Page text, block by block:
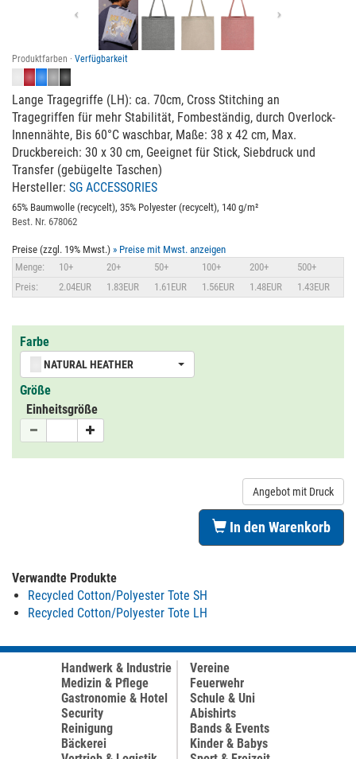
Produktfarben · Verfügbarkeit
Lange Tragegriffe (LH): ca. 70cm, Cross Stitching an
Tragegriffen für mehr Stabilität, Fombeständig, durch Overlock-
Innennähte, Bis 60°C waschbar, Maße: 38 x 42 cm, Max.
Druckbereich: 30 x 30 cm, Geeignet für Stick, Siebdruck und
Transfer (gebügelte Taschen)
Hersteller: SG ACCESSORIES
65% Baumwolle (recycelt), 35% Polyester (recycelt), 140 g/m²
Best. Nr. 678062
Preise (zzgl. 19% Mwst.) » Preise mit Mwst. anzeigen
Menge:
10+ 20+ 50+ 100+ 200+
500+
Preis:
2.04EUR 1.83EUR 1.61EUR 1.56EUR 1.48EUR 1.43EUR
Farbe
NATURAL HEATHER
Größe
Einheitsgröße
Angebot mit Druck
In den Warenkorb
Verwandte Produkte
Recycled Cotton/Polyester Tote SH
Recycled Cotton/Polyester Tote LH
Handwerk & Industrie
Medizin & Pflege
Gastronomie & Hotel
Security
Reinigung
Bäckerei
Vereine
Feuerwehr
Schule & Uni
Abishirts
Bands & Events
Kinder & Babys